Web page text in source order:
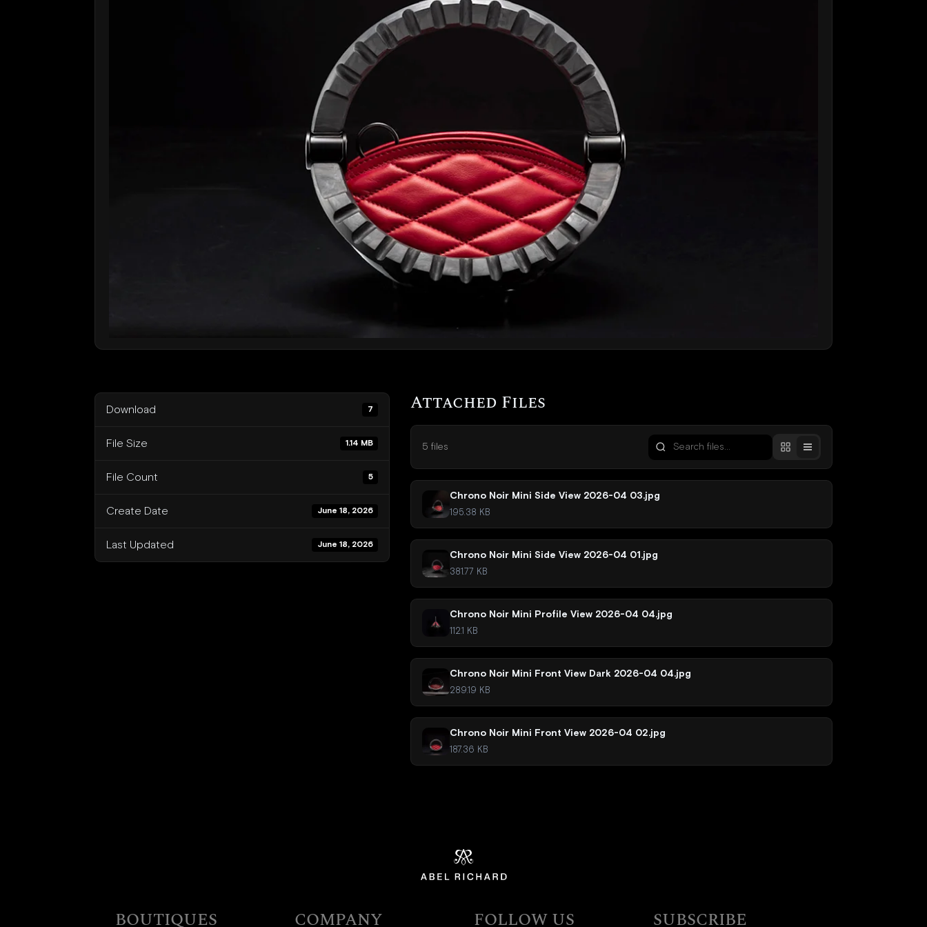
Download 7
File Size 1.14 MB
File Count 5
Create Date June 18, 2026
Last Updated June 18, 2026
Attached Files
5 files
Chrono Noir Mini Side View 2026-04 03.jpg
195.38 KB
Chrono Noir Mini Side View 2026-04 01.jpg
381.77 KB
Chrono Noir Mini Profile View 2026-04 04.jpg
112.1 KB
Chrono Noir Mini Front View Dark 2026-04 04.jpg
289.19 KB
Chrono Noir Mini Front View 2026-04 02.jpg
187.36 KB
BOUTIQUES COMPANY FOLLOW US SUBSCRIBE